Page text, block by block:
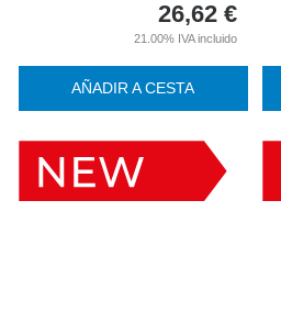
26,62 €
21.00% IVA incluido
AÑADIR A CESTA